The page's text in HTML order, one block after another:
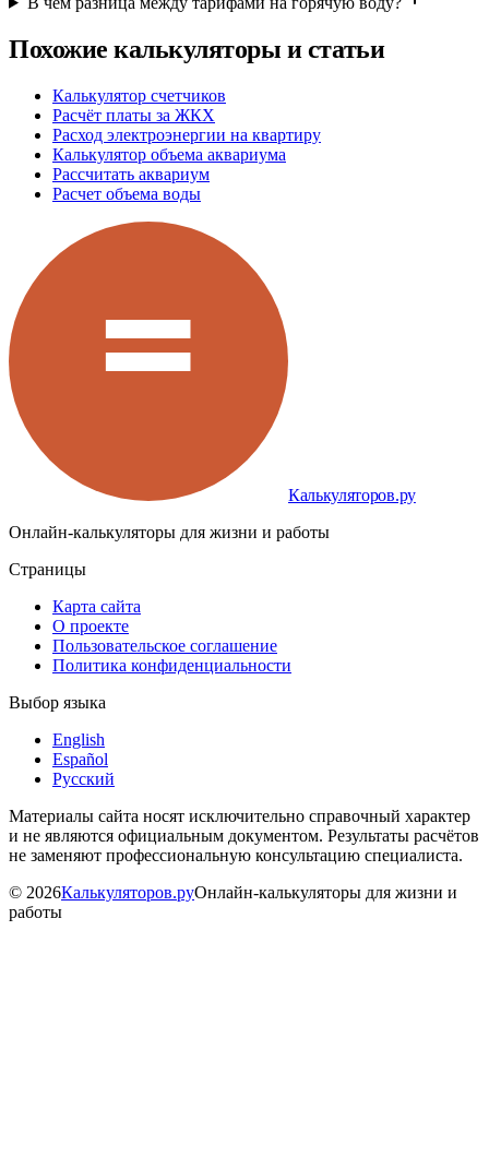
Похожие калькуляторы и статьи
Калькулятор счетчиков
Расчёт платы за ЖКХ
Расход электроэнергии на квартиру
Калькулятор объема аквариума
Рассчитать аквариум
Расчет объема воды
Калькуляторов.ру
Онлайн-калькуляторы для жизни и работы
Страницы
Карта сайта
О проекте
Пользовательское соглашение
Политика конфиденциальности
Выбор языка
English
Español
Русский
Материалы сайта носят исключительно справочный характер
и не являются официальным документом. Результаты расчётов
не заменяют профессиональную консультацию специалиста.
© 2026Калькуляторов.руОнлайн-калькуляторы для жизни и
работы